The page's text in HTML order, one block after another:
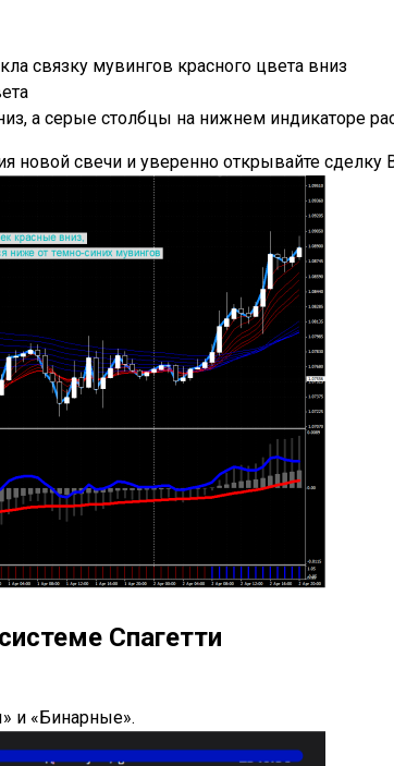
связку мувингов красного цвета вниз
а серые столбцы на нижнем индикаторе
свечи и уверенно открывайте
Спагетти
и «Бинарные».